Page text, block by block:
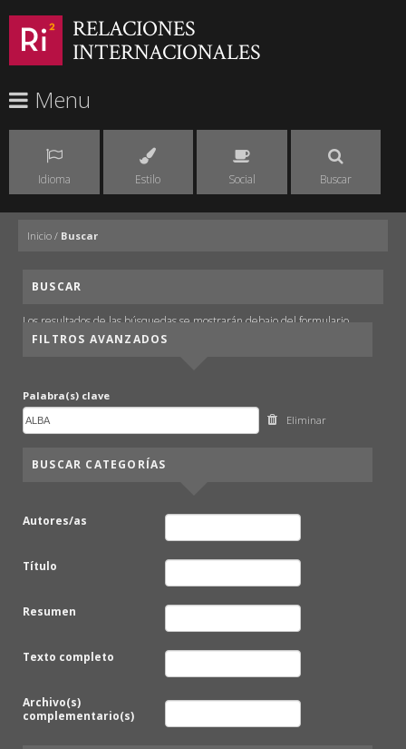
RELACIONES
INTERNACIONALES
Menu
Idioma Estilo Social Buscar
Inicio / Buscar
BUSCAR
Los resultados de las búsquedas se mostrarán debajo del formulario.
FILTROS AVANZADOS
Palabra(s) clave
Eliminar
BUSCAR CATEGORÍAS
Autores/as
Título
Resumen
Texto completo
Archivo(s)
complementario(s)